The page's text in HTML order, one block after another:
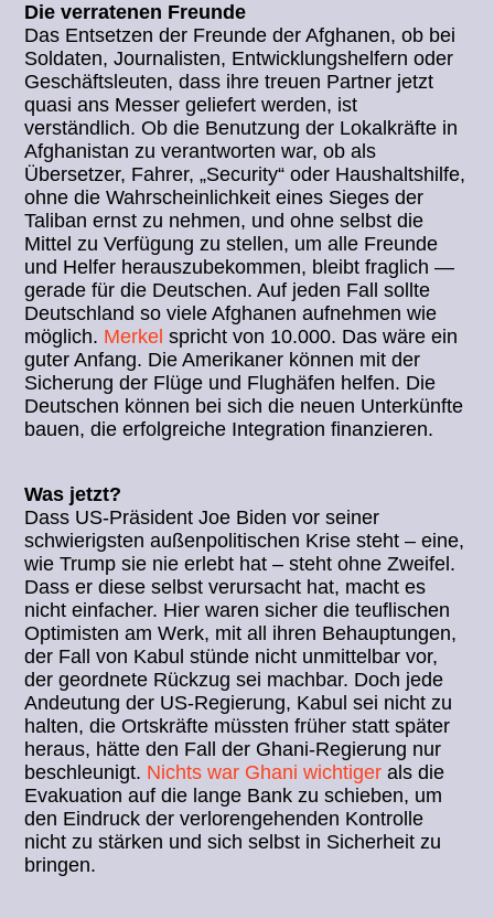
Die verratenen Freunde
Das Entsetzen der Freunde der Afghanen, ob bei
Soldaten, Journalisten, Entwicklungshelfern oder
Geschäftsleuten, dass ihre treuen Partner jetzt
quasi ans Messer geliefert werden, ist
verständlich. Ob die Benutzung der Lokalkräfte in
Afghanistan zu verantworten war, ob als
Übersetzer, Fahrer, „Security“ oder Haushaltshilfe,
ohne die Wahrscheinlichkeit eines Sieges der
Taliban ernst zu nehmen, und ohne selbst die
Mittel zu Verfügung zu stellen, um alle Freunde
und Helfer herauszubekommen, bleibt fraglich —
gerade für die Deutschen. Auf jeden Fall sollte
Deutschland so viele Afghanen aufnehmen wie
möglich. Merkel spricht von 10.000. Das wäre ein
guter Anfang. Die Amerikaner können mit der
Sicherung der Flüge und Flughäfen helfen. Die
Deutschen können bei sich die neuen Unterkünfte
bauen, die erfolgreiche Integration finanzieren.
Was jetzt?
Dass US-Präsident Joe Biden vor seiner
schwierigsten außenpolitischen Krise steht – eine,
wie Trump sie nie erlebt hat – steht ohne Zweifel.
Dass er diese selbst verursacht hat, macht es
nicht einfacher. Hier waren sicher die teuflischen
Optimisten am Werk, mit all ihren Behauptungen,
der Fall von Kabul stünde nicht unmittelbar vor,
der geordnete Rückzug sei machbar. Doch jede
Andeutung der US-Regierung, Kabul sei nicht zu
halten, die Ortskräfte müssten früher statt später
heraus, hätte den Fall der Ghani-Regierung nur
beschleunigt. Nichts war Ghani wichtiger als die
Evakuation auf die lange Bank zu schieben, um
den Eindruck der verlorengehenden Kontrolle
nicht zu stärken und sich selbst in Sicherheit zu
bringen.